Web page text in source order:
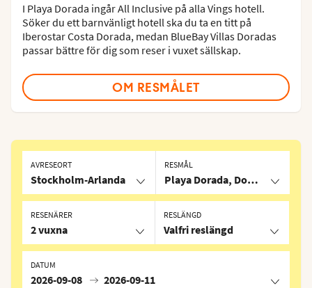
I Playa Dorada ingår All Inclusive på alla Vings hotell.
Söker du ett barnvänligt hotell ska du ta en titt på
Iberostar Costa Dorada, medan BlueBay Villas Doradas
passar bättre för dig som reser i vuxet sällskap.
OM RESMÅLET
AVRESEORT
Stockholm-Arlanda
RESMÅL
Playa Dorada, Dominikanska
RESLÄNGD
Valfri reslängd
DATUM
2026-09-08 2026-09-11
RESENÄRER
2 vuxna